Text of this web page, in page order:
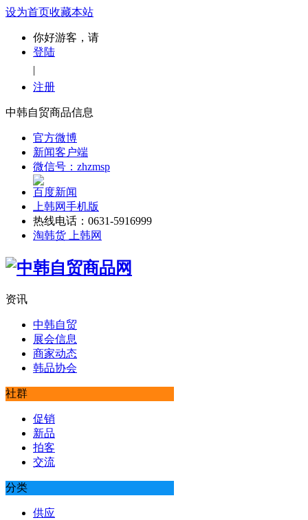
设为首页收藏本站
你好游客，请
登陆
|
注册
中韩自贸商品信息
官方微博
新闻客户端
微信号：zhzmsp
百度新闻
上韩网手机版
热线电话：0631-5916999
淘韩货 上韩网
资讯
中韩自贸
展会信息
商家动态
韩品协会
社群
促销
新品
拍客
交流
分类
供应